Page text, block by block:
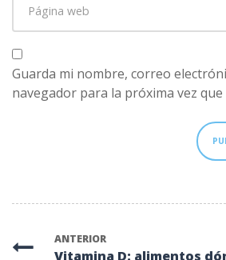
web
Guarda mi nombre, correo
navegador para la próxima vez que
ANTERIOR
Vitamina D: alimentos